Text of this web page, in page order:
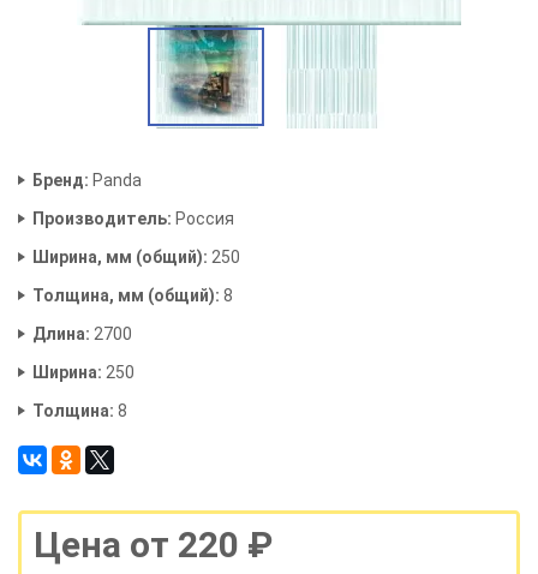
Бренд: Panda
Производитель: Россия
Ширина, мм (общий): 250
Толщина, мм (общий): 8
Длина: 2700
Ширина: 250
Толщина: 8
Цена от 220 ₽